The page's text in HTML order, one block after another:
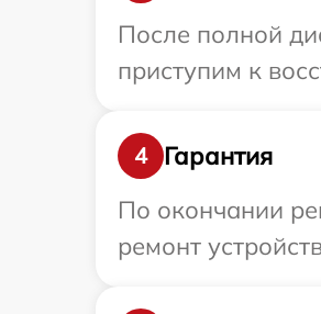
После полной
приступим к
4
Гарантия
По окончании
ремонт